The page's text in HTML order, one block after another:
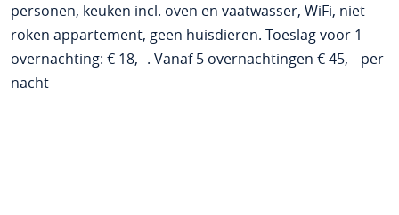
personen, keuken incl. oven en vaatwasser, WiFi, niet-
roken appartement, geen huisdieren. Toeslag voor 1
overnachting: € 18,--. Vanaf 5 overnachtingen € 45,-- per
nacht